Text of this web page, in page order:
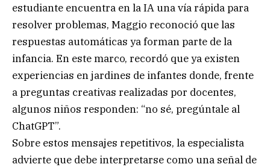
estudiante encuentra en la IA una vía rápida para
resolver problemas, Maggio reconoció que las
respuestas automáticas ya forman parte de la
infancia. En este marco, recordó que ya existen
experiencias en jardines de infantes donde, frente
a preguntas creativas realizadas por docentes,
algunos niños responden: “no sé, pregúntale al
ChatGPT”.
Sobre estos mensajes repetitivos, la especialista
advierte que debe interpretarse como una señal de